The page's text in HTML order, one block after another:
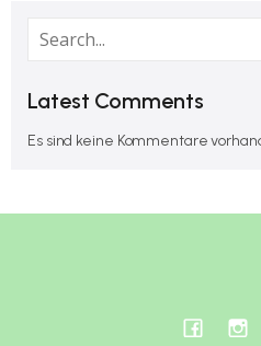
Latest Comments
Es sind keine Kommentare